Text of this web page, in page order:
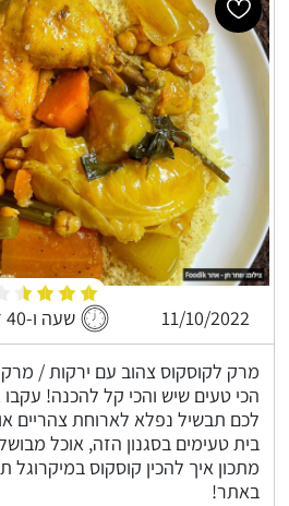
11/10/2022 שעה ו-40 דקות
מרק לקוסקוס צהוב עם ירקות / מרק
הכי טעים שיש והכי קל להכנה! עקבו
לכם תבשיל נפלא לארוחת צהריים
בית טעימים בסגנון הזה, אוכל
באתר!